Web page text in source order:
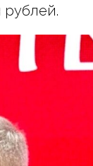
рублей.